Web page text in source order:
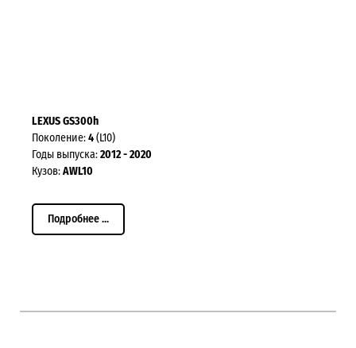
LEXUS GS300h
Поколение:4(L10)
Годы выпуска:2012 - 2020
Кузов:AWL10
Подробнее ...